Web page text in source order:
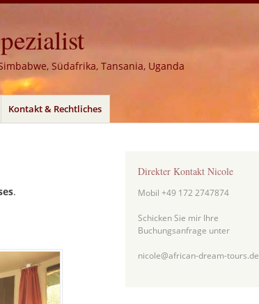
Südafrika, Tansania, Uganda
Kontakt & Rechtliches
.
Direkter Kontakt Nicole
Mobil +49 172 2747874
Schicken Sie mir Ihre
Buchungsanfrage unter
nicole@african-dream-tours.de